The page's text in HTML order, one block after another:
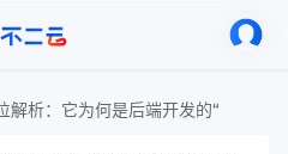
解析：它为何是后端开发的“核心驱